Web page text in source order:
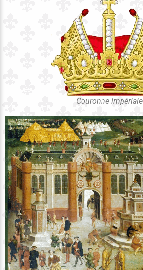
Couronne impériale